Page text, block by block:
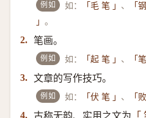
例如 如： 「毛 笔 」 、 「
」 。
2. 笔画。
例如 如： 「起 笔 」 、 「
3. 文章的写作技巧。
例如 如： 「伏 笔 」 、 「
4. 「